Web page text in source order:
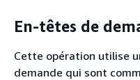
En-têtes de
Cette opération utilise
demande qui sont